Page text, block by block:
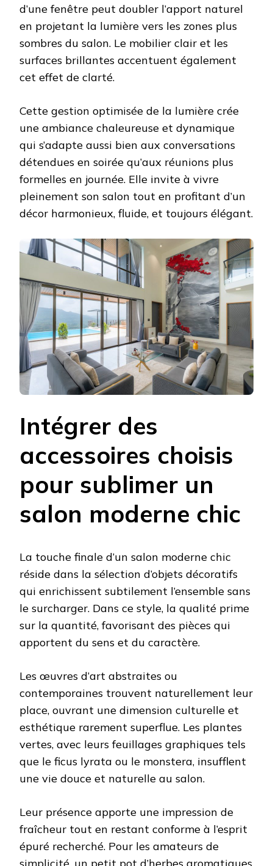
d’une fenêtre peut doubler l’apport naturel
en projetant la lumière vers les zones plus
sombres du salon. Le mobilier clair et les
surfaces brillantes accentuent également
cet effet de clarté.
Cette gestion optimisée de la lumière crée
une ambiance chaleureuse et dynamique
qui s’adapte aussi bien aux conversations
détendues en soirée qu’aux réunions plus
formelles en journée. Elle invite à vivre
pleinement son salon tout en profitant d’un
décor harmonieux, fluide, et toujours élégant.
Intégrer des
accessoires choisis
pour sublimer un
salon moderne chic
La touche finale d’un salon moderne chic
réside dans la sélection d’objets décoratifs
qui enrichissent subtilement l’ensemble sans
le surcharger. Dans ce style, la qualité prime
sur la quantité, favorisant des pièces qui
apportent du sens et du caractère.
Les œuvres d’art abstraites ou
contemporaines trouvent naturellement leur
place, ouvrant une dimension culturelle et
esthétique rarement superflue. Les plantes
vertes, avec leurs feuillages graphiques tels
que le ficus lyrata ou le monstera, insufflent
une vie douce et naturelle au salon.
Leur présence apporte une impression de
fraîcheur tout en restant conforme à l’esprit
épuré recherché. Pour les amateurs de
simplicité, un petit pot d’herbes aromatiques